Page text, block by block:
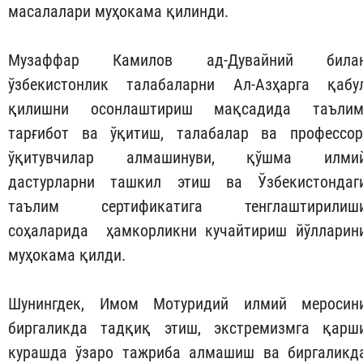
масалалари муҳокама қилинди.
Музаффар Камилов ад-Дувайний
ўзбекистонлик талабаларни Ал-Азҳарга
қилишни осонлаштириш мақсадида
тарғибот ва ўқитиш, талабалар ва
ўқитувчилар алмашинуви, қўшма
дастурларни ташкил этиш ва
таълим сертификатига
соҳаларида ҳамкорликни кучайтириш
муҳокама қилди.
Шунингдек, Имом Мотуридий илмий
биргаликда тадқиқ этиш, экстремизмга
курашда ўзаро тажриба алмашиш ва